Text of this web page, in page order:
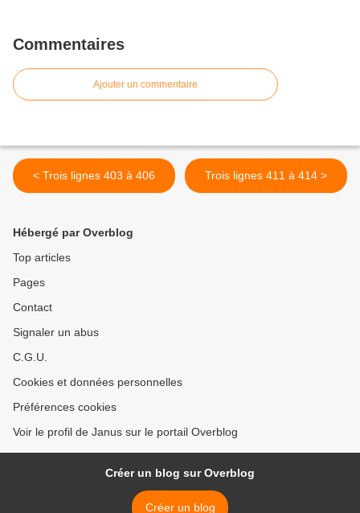
Commentaires
Ajouter un commentaire
< Trois lignes 403 à 406 Trois lignes 411 à 414 >
Hébergé par Overblog
Top articles
Pages
Contact
Signaler un abus
C.G.U.
Cookies et données personnelles
Préférences cookies
Voir le profil de Janus sur le portail Overblog
Créer un blog sur Overblog
Créer un blog